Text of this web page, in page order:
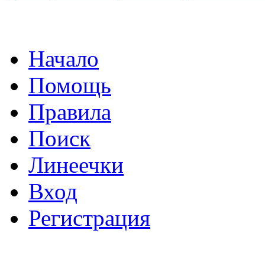
Начало
Помощь
Правила
Поиск
Линеечки
Вход
Регистрация